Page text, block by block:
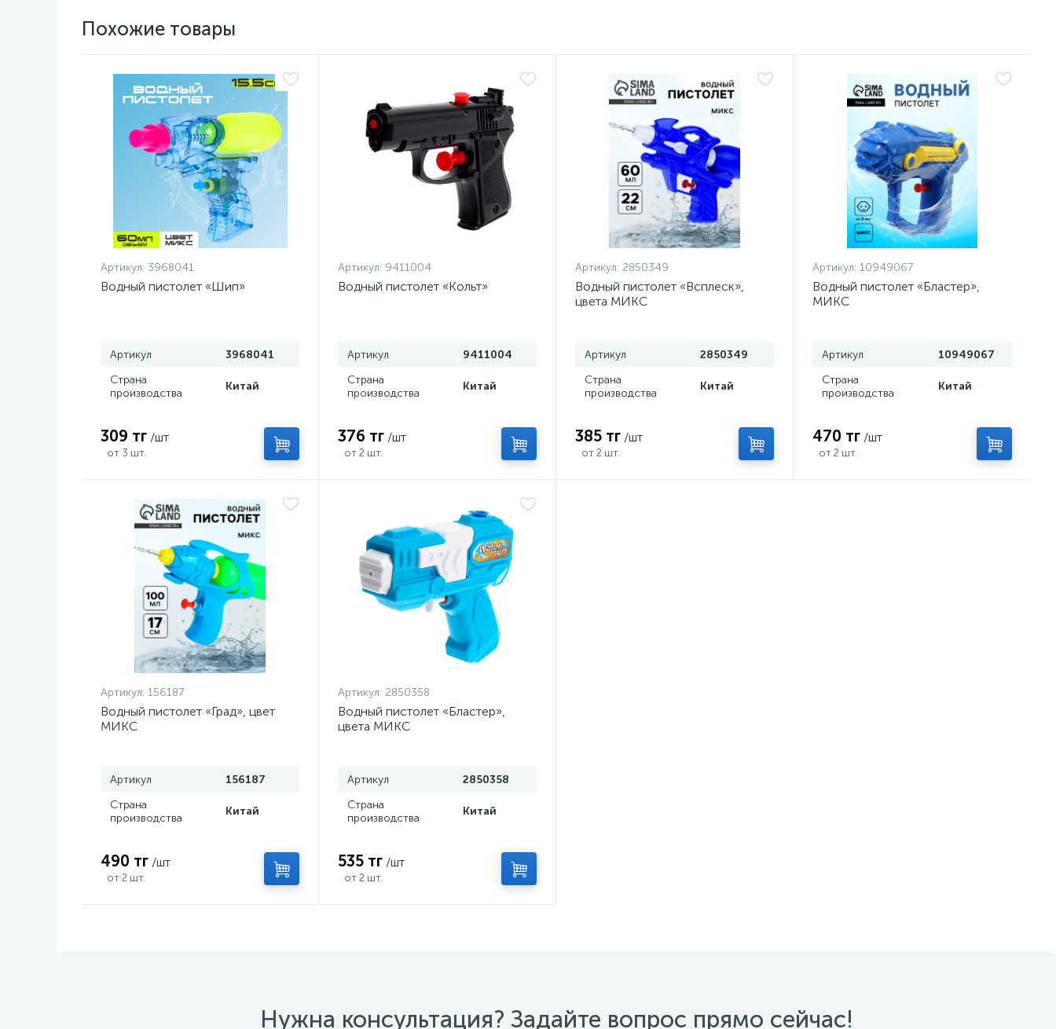
Похожие товары
Артикул: 3968041
Водный пистолет «Шип»
Артикул
3968041
Страна
производства
Китай
309 тг /шт
от 3 шт.
Артикул: 9411004
Водный пистолет «Кольт»
Артикул
9411004
Страна
производства
Китай
376 тг /шт
от 2 шт.
Артикул: 2850349
Водный пистолет «Всплеск»,
цвета МИКС
Артикул
2850349
Страна
производства
Китай
385 тг /шт
от 2 шт.
Артикул: 10949067
Водный пистолет «Бластер»,
МИКС
Артикул
10949067
Страна
производства
Китай
470 тг /шт
от 2 шт.
Артикул: 156187
Водный пистолет «Град», цвет
МИКС
Артикул
156187
Страна
производства
Китай
490 тг /шт
от 2 шт.
Артикул: 2850358
Водный пистолет «Бластер»,
цвета МИКС
Артикул
2850358
Страна
производства
Китай
535 тг /шт
от 2 шт.
Нужна консультация? Задайте вопрос прямо сейчас!